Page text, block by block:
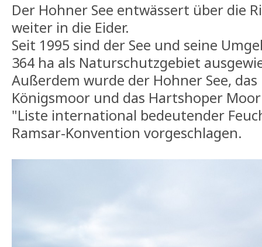
Der Hohner See entwässert über die
weiter in die Eider.
Seit 1995 sind der See und seine
364 ha als Naturschutzgebiet
Außerdem wurde der Hohner See,
Königsmoor und das Hartshoper
"Liste international bedeutender
Ramsar-Konvention vorgeschlagen.